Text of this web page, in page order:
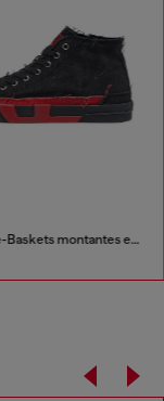
S-D-Verse-Baskets montantes en toile vieillie